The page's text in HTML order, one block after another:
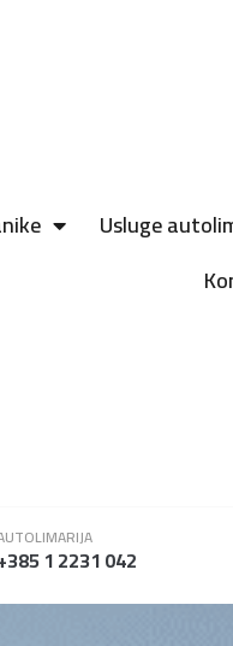
Usluge
1 2231 042